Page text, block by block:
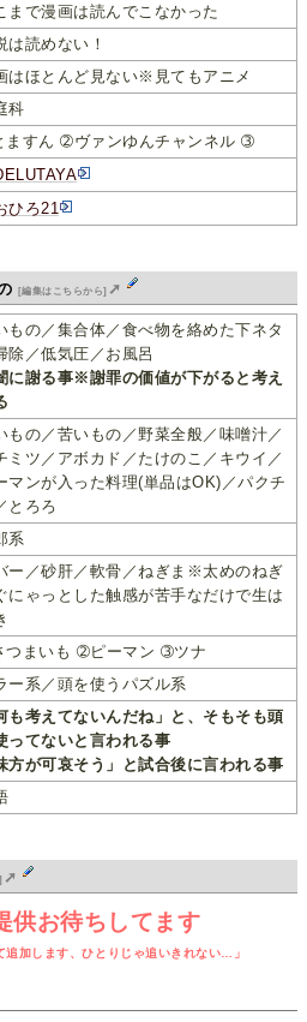
まで漫画は読んでこなかった
は読めない！
はほとんど見ない※見てもアニメ
科
すん ➁ヴァンゆんチャンネル ➂
ひろ21
[編集はこちらから] ➚
もの／集合体／食べ物を絡めた下ネタ
除／低気圧／お風呂
に謝る事※謝罪の価値が下がると考え
もの／苦いもの／野菜全般／味噌汁／
ミツ／アボカド／たけのこ／キウイ／
マンが入った料理(単品はOK)／パクチ
とろろ
系
ー／砂肝／軟骨／ねぎま※太めのねぎ
にゃっとした触感が苦手なだけで生は
まいも ➁ピーマン ➂ツナ
ー系／頭を使うパズル系
も考えてないんだね」と、そもそも頭
ってないと言われる事
方が可哀そう」と試合後に言われる事
➚
供お待ちしてます
追加します、ひとりじゃ追いきれない…」